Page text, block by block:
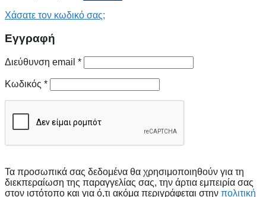
Χάσατε τον κωδικό σας;
Εγγραφή
Διεύθυνση email *
Κωδικός *
Τα προσωπικά σας δεδομένα θα χρησιμοποιηθούν για τη
διεκπεραίωση της παραγγελίας σας, την άρτια εμπειρία σας
στον ιστότοπο και για ό,τι ακόμα περιγράφεται στην πολιτική